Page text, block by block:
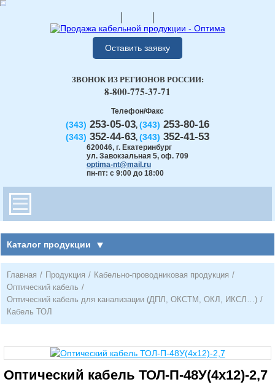
Оставить заявку
Телефон/Факс
(343) 253-05-03, (343) 253-80-16
(343) 352-44-63, (343) 352-41-53
620046, г. Екатеринбург
ул. Завокзальная 5, оф. 709
optima-nt@mail.ru
пн-пт: с 9:00 до 18:00
ЗВОНОК ИЗ РЕГИОНОВ РОССИИ:
8-800-775-37-71
Каталог продукции
Главная / Продукция / Кабельно-проводниковая продукция /
Оптический кабель /
Оптический кабель для канализации (ДПЛ, ОКСТМ, ОКЛ, ИКСЛ…) /
Кабель ТОЛ
Оптический кабель ТОЛ-П-48У(4х12)-2,7